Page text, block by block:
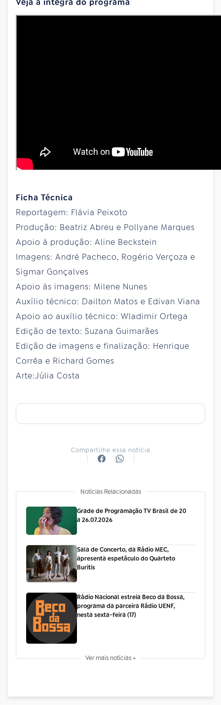
Ficha Técnica
Reportagem: Flávia Peixoto
Produção: Beatriz Abreu e Pollyane Marques
Apoio à produção: Aline Beckstein
Imagens: André Pacheco, Rogério Verçoza e
Sigmar Gonçalves
Apoio às imagens: Milene Nunes
Auxílio técnico: Dailton Matos e Edivan Viana
Apoio ao auxílio técnico: Wladimir Ortega
Edição de texto: Suzana Guimarães
Edição de imagens e finalização: Henrique
Corrêa e Richard Gomes
Arte:Júlia Costa
Compartilhe essa notícia
Notícias Relacionadas
Grade de Programação TV Brasil de 20
a 26.07.2026
Sala de Concerto, da Rádio MEC,
apresenta espetáculo do Quarteto
Buritis
Rádio Nacional estreia Beco da Bossa,
programa da parceira Rádio UENF,
nesta sexta-feira (17)
Ver mais notícias +